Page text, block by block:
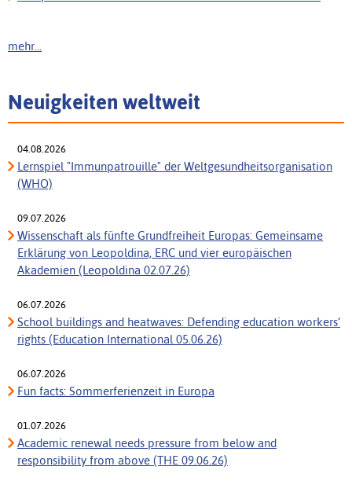
mehr...
Neuigkeiten weltweit
04.08.2026
Lernspiel "Immunpatrouille" der Weltgesundheitsorganisation
(WHO)
09.07.2026
Wissenschaft als fünfte Grundfreiheit Europas: Gemeinsame
Erklärung von Leopoldina, ERC und vier europäischen
Akademien (Leopoldina 02.07.26)
06.07.2026
School buildings and heatwaves: Defending education workers’
rights (Education International 05.06.26)
06.07.2026
Fun facts: Sommerferienzeit in Europa
01.07.2026
Academic renewal needs pressure from below and
responsibility from above (THE 09.06.26)